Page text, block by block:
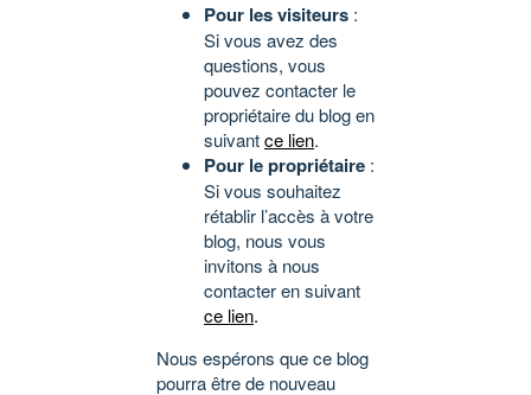
Pour les visiteurs :
Si vous avez des
questions, vous
pouvez contacter le
propriétaire du blog en
suivantce lien.
Pour le propriétaire :
Si vous souhaitez
rétablir l’accès à votre
blog, nous vous
invitons à nous
contacter en suivant
ce lien.
Nous espérons que ce blog
pourra être de nouveau